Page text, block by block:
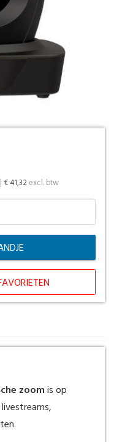
| € 41,32excl. btw
zoom is op